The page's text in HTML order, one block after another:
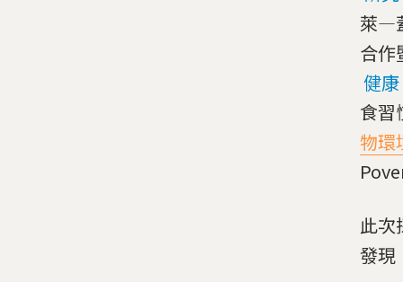
萊—
合作
健康
食習
物環
此次
發現